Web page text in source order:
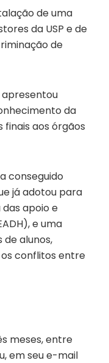
de uma
da USP e de
de
apresentou
da
finais aos órgãos
conseguido
já adotou para
das apoio e
e uma
alunos,
conflitos entre
meses, entre
em seu e-mail